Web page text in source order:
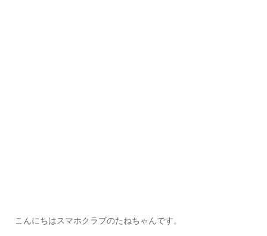
こんにちはスマホクラブのたねちゃんです。